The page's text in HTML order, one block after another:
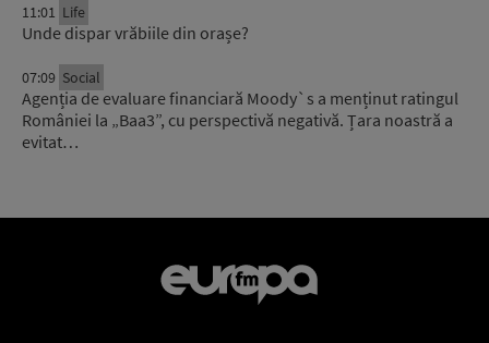
11:01 Life
Unde dispar vrăbiile din orașe?
07:09 Social
Agenția de evaluare financiară Moody`s a menținut ratingul
României la „Baa3”, cu perspectivă negativă. Țara noastră a
evitat…